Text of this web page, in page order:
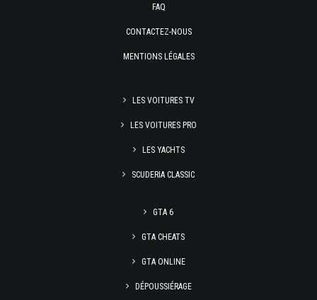
FAQ
CONTACTEZ-NOUS
MENTIONS LÉGALES
LES VOITURES TV
LES VOITURES PRO
LES YACHTS
SCUDERIA CLASSIC
GTA 6
GTA CHEATS
GTA ONLINE
DÉPOUSSIÉRAGE